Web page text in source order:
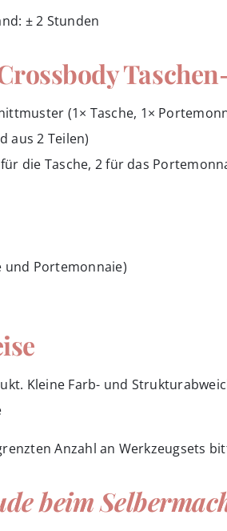
± 2 Stunden
(1× Tasche, 1×
aus 2 Teilen)
die Tasche, 2 für das
und Portemonnaie)
Kleine Farb- und
Anzahl an Werkzeugsets
beim